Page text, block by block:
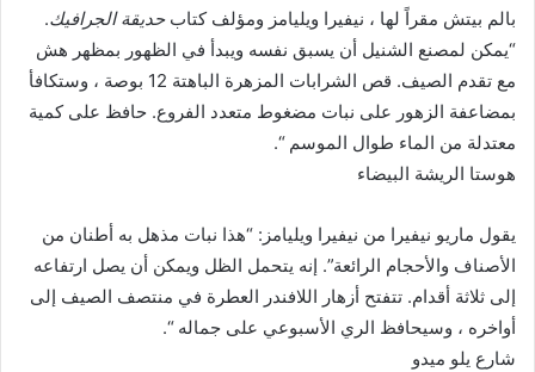
بالم بيتش مقراً لها ، نيفيرا ويليامز ومؤلف كتابحديقة الجرافيك.
“يمكن لمصنع الشنيل أن يسبق نفسه ويبدأ في الظهور بمظهر هش
مع تقدم الصيف. قص الشرابات المزهرة الباهتة 12 بوصة ، وستكافأ
بمضاعفة الزهور على نبات مضغوط متعدد الفروع. حافظ على كمية
معتدلة من الماء طوال الموسم “.
هوستا الريشة البيضاء
يقول ماريو نيفيرا من نيفيرا ويليامز: “هذا نبات مذهل به أطنان من
الأصناف والأحجام الرائعة”. إنه يتحمل الظل ويمكن أن يصل ارتفاعه
إلى ثلاثة أقدام. تتفتح أزهار اللافندر العطرة في منتصف الصيف إلى
أواخره ، وسيحافظ الري الأسبوعي على جماله “.
شارع يلو ميدو